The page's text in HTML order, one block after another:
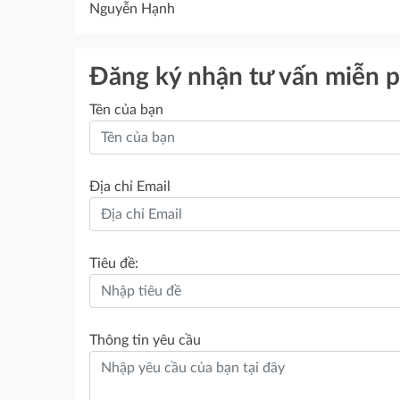
Nguyễn Hạnh
Đăng ký nhận tư vấn miễn
Tên của bạn
Địa chỉ Email
Tiêu đề:
Thông tin yêu cầu